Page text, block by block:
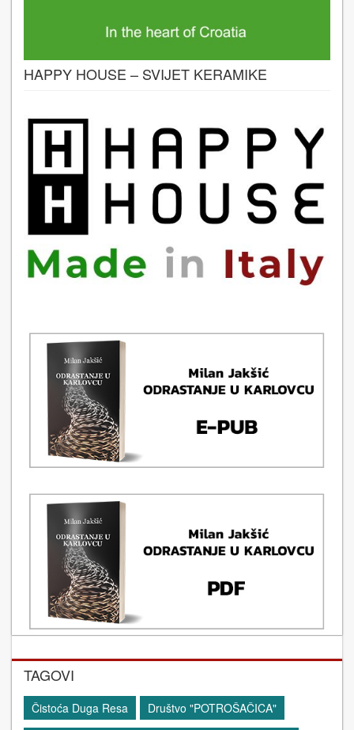
HAPPY HOUSE – SVIJET KERAMIKE
TAGOVI
Čistoća Duga Resa
Društvo "POTROŠAČICA"